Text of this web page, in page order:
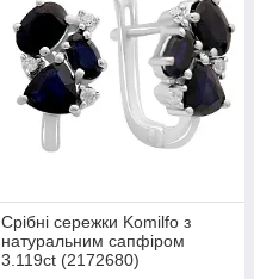
Срібні сережки Komilfo з
натуральним сапфіром
3.119ct (2172680)